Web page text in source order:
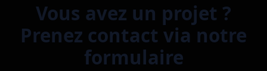
Vous avez un projet ?
Prenez contact via notre
formulaire